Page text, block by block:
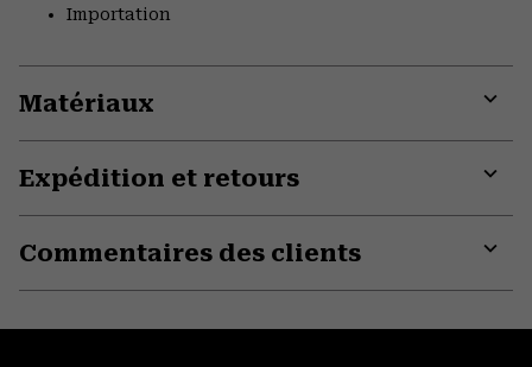
Importation
Matériaux
Expédition et retours
Commentaires des clients